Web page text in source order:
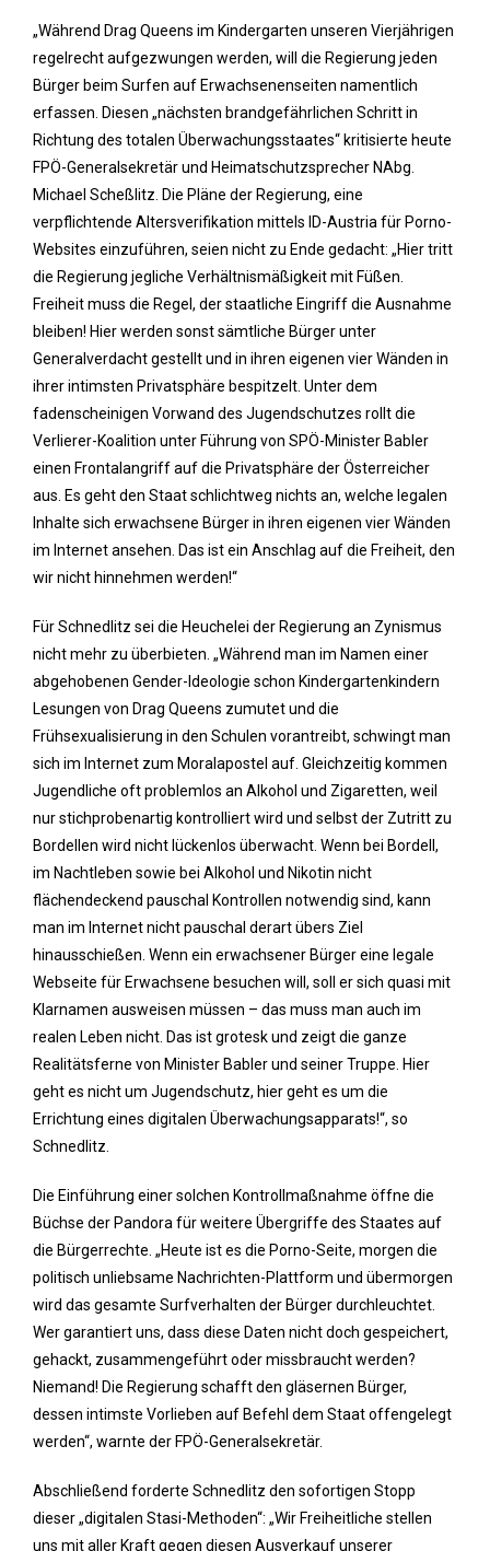
„Während Drag Queens im Kindergarten unseren Vierjährigen
regelrecht aufgezwungen werden, will die Regierung jeden
Bürger beim Surfen auf Erwachsenenseiten namentlich
erfassen. Diesen „nächsten brandgefährlichen Schritt in
Richtung des totalen Überwachungsstaates“ kritisierte heute
FPÖ-Generalsekretär und Heimatschutzsprecher NAbg.
Michael Scheßlitz. Die Pläne der Regierung, eine
verpflichtende Altersverifikation mittels ID-Austria für Porno-
Websites einzuführen, seien nicht zu Ende gedacht: „Hier tritt
die Regierung jegliche Verhältnismäßigkeit mit Füßen.
Freiheit muss die Regel, der staatliche Eingriff die Ausnahme
bleiben! Hier werden sonst sämtliche Bürger unter
Generalverdacht gestellt und in ihren eigenen vier Wänden in
ihrer intimsten Privatsphäre bespitzelt. Unter dem
fadenscheinigen Vorwand des Jugendschutzes rollt die
Verlierer-Koalition unter Führung von SPÖ-Minister Babler
einen Frontalangriff auf die Privatsphäre der Österreicher
aus. Es geht den Staat schlichtweg nichts an, welche legalen
Inhalte sich erwachsene Bürger in ihren eigenen vier Wänden
im Internet ansehen. Das ist ein Anschlag auf die Freiheit, den
wir nicht hinnehmen werden!“
Für Schnedlitz sei die Heuchelei der Regierung an Zynismus
nicht mehr zu überbieten. „Während man im Namen einer
abgehobenen Gender-Ideologie schon Kindergartenkindern
Lesungen von Drag Queens zumutet und die
Frühsexualisierung in den Schulen vorantreibt, schwingt man
sich im Internet zum Moralapostel auf. Gleichzeitig kommen
Jugendliche oft problemlos an Alkohol und Zigaretten, weil
nur stichprobenartig kontrolliert wird und selbst der Zutritt zu
Bordellen wird nicht lückenlos überwacht. Wenn bei Bordell,
im Nachtleben sowie bei Alkohol und Nikotin nicht
flächendeckend pauschal Kontrollen notwendig sind, kann
man im Internet nicht pauschal derart übers Ziel
hinausschießen. Wenn ein erwachsener Bürger eine legale
Webseite für Erwachsene besuchen will, soll er sich quasi mit
Klarnamen ausweisen müssen – das muss man auch im
realen Leben nicht. Das ist grotesk und zeigt die ganze
Realitätsferne von Minister Babler und seiner Truppe. Hier
geht es nicht um Jugendschutz, hier geht es um die
Errichtung eines digitalen Überwachungsapparats!“, so
Schnedlitz.
Die Einführung einer solchen Kontrollmaßnahme öffne die
Büchse der Pandora für weitere Übergriffe des Staates auf
die Bürgerrechte. „Heute ist es die Porno-Seite, morgen die
politisch unliebsame Nachrichten-Plattform und übermorgen
wird das gesamte Surfverhalten der Bürger durchleuchtet.
Wer garantiert uns, dass diese Daten nicht doch gespeichert,
gehackt, zusammengeführt oder missbraucht werden?
Niemand! Die Regierung schafft den gläsernen Bürger,
dessen intimste Vorlieben auf Befehl dem Staat offengelegt
werden“, warnte der FPÖ-Generalsekretär.
Abschließend forderte Schnedlitz den sofortigen Stopp
dieser „digitalen Stasi-Methoden“: „Wir Freiheitliche stellen
uns mit aller Kraft gegen diesen Ausverkauf unserer